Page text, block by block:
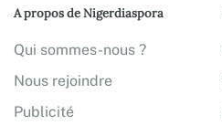
A propos de Nigerdiaspora
Qui sommes-nous ?
Nous rejoindre
Publicité